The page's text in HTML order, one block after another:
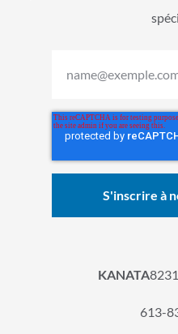
KANATA
613-